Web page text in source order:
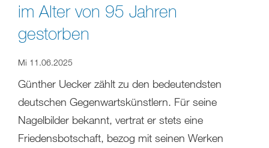
im Alter von 95 Jahren
gestorben
Mi 11.06.2025
Günther Uecker zählt zu den bedeutendsten
deutschen Gegenwartskünstlern. Für seine
Nagelbilder bekannt, vertrat er stets eine
Friedensbotschaft, bezog mit seinen Werken